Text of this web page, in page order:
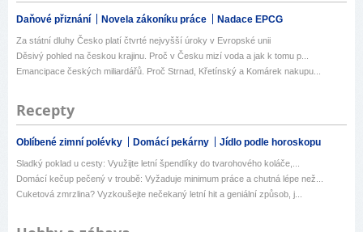
Daňové přiznání Novela zákoníku práce Nadace EPCG
Za státní dluhy Česko platí čtvrté nejvyšší úroky v Evropské unii
Děsivý pohled na českou krajinu. Proč v Česku mizí voda a jak k tomu p...
Emancipace českých miliardářů. Proč Strnad, Křetínský a Komárek nakupu...
Recepty
Oblíbené zimní polévky Domácí pekárny Jídlo podle horoskopu
Sladký poklad u cesty: Využijte letní špendlíky do tvarohového koláče,...
Domácí kečup pečený v troubě: Vyžaduje minimum práce a chutná lépe než...
Cuketová zmrzlina? Vyzkoušejte nečekaný letní hit a geniální způsob, j...